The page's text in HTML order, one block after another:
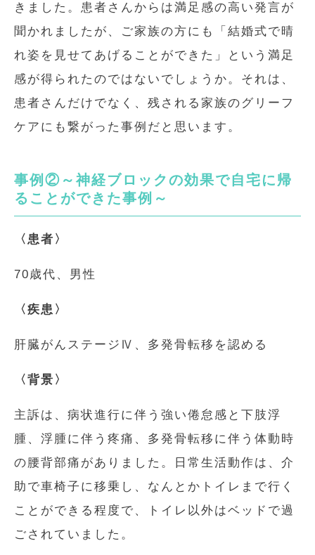
きました。患者さんからは満足感の高い発言が
聞かれましたが、ご家族の方にも「結婚式で晴
れ姿を見せてあげることができた」という満足
感が得られたのではないでしょうか。それは、
患者さんだけでなく、残される家族のグリーフ
ケアにも繋がった事例だと思います。
事例②～神経ブロックの効果で自宅に帰
ることができた事例～
〈患者〉
70歳代、男性
〈疾患〉
肝臓がんステージⅣ、多発骨転移を認める
〈背景〉
主訴は、病状進行に伴う強い倦怠感と下肢浮
腫、浮腫に伴う疼痛、多発骨転移に伴う体動時
の腰背部痛がありました。日常生活動作は、介
助で車椅子に移乗し、なんとかトイレまで行く
ことができる程度で、トイレ以外はベッドで過
ごされていました。